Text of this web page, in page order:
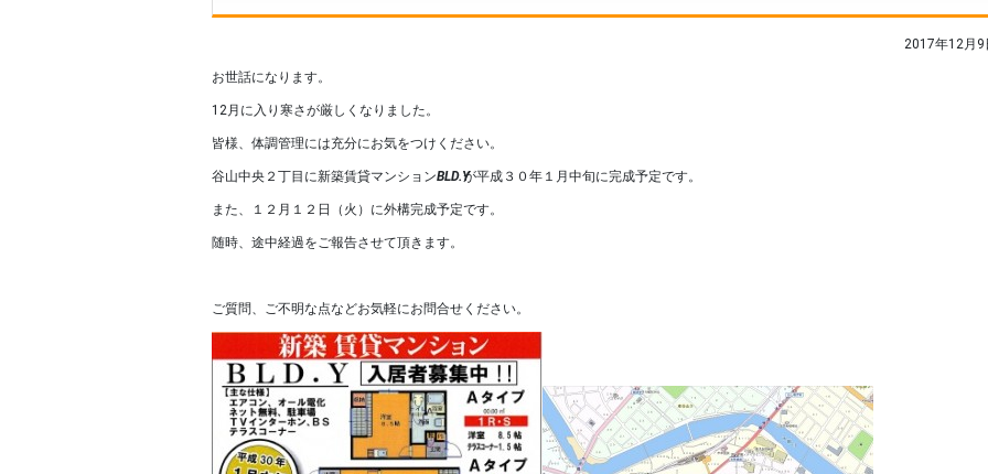
2017年12月9
お世話になります。
12月に入り寒さが厳しくなりました。
皆様、体調管理には充分にお気をつけください。
谷山中央２丁目に新築賃貸マンションBLD.Yが平成３０年１月中旬に完成予定です。
また、１２月１２日（火）に外構完成予定です。
随時、途中経過をご報告させて頂きます。
ご質問、ご不明な点などお気軽にお問合せください。